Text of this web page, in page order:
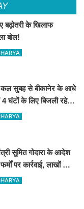
बढ़ोतरी के खिलाफ
बोल!
सुबह से बीकानेर के आधे
4 घंटों के लिए बिजली रहेगी
सुमित गोदारा के आदेश
पर कार्रवाई, लाखों का